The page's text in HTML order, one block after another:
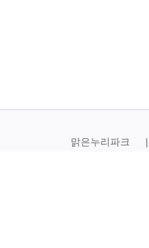
맑은누리파크 |